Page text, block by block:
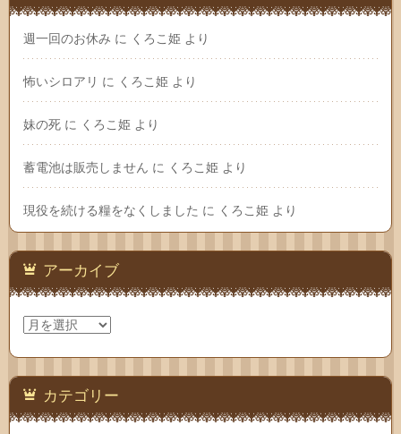
週一回のお休み に くろこ姫 より
怖いシロアリ に くろこ姫 より
妹の死 に くろこ姫 より
蓄電池は販売しません に くろこ姫 より
現役を続ける糧をなくしました に くろこ姫 より
アーカイブ
ア
ー
カ
ブ カテゴリー